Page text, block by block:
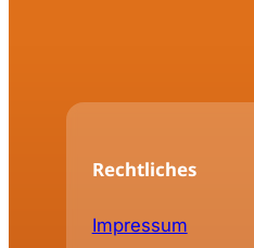
Rechtliches
Impressum